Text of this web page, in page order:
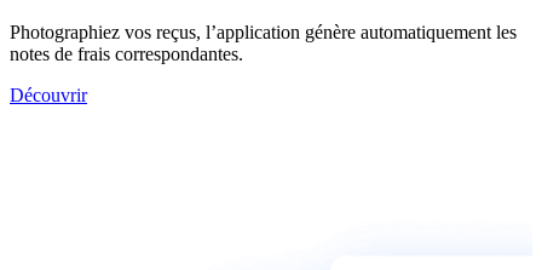
Photographiez vos reçus, l’application génère automatiquement les
notes de frais correspondantes.
Découvrir